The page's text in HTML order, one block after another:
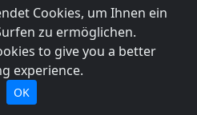
Cookies, um Ihnen ein
zu ermöglichen.
to give you a better
experience.
OK